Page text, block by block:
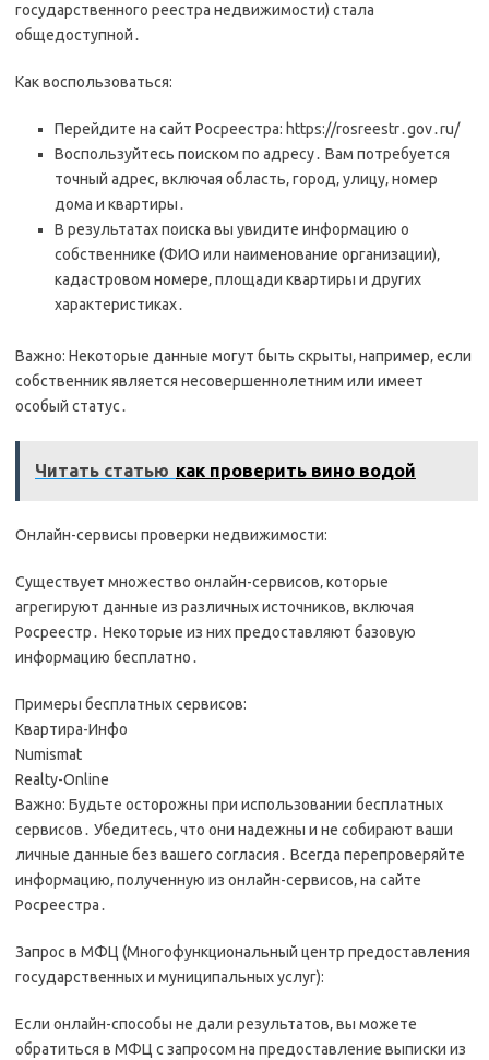
государственного реестра недвижимости) стала
общедоступной․
Как воспользоваться:
Перейдите на сайт Росреестра: https://rosreestr․gov․ru/
Воспользуйтесь поиском по адресу․ Вам потребуется
точный адрес‚ включая область‚ город‚ улицу‚ номер
дома и квартиры․
В результатах поиска вы увидите информацию о
собственнике (ФИО или наименование организации)‚
кадастровом номере‚ площади квартиры и других
характеристиках․
Важно: Некоторые данные могут быть скрыты‚ например‚ если
собственник является несовершеннолетним или имеет
особый статус․
Читать статью как проверить вино водой
Онлайн-сервисы проверки недвижимости:
Существует множество онлайн-сервисов‚ которые
агрегируют данные из различных источников‚ включая
Росреестр․ Некоторые из них предоставляют базовую
информацию бесплатно․
Примеры бесплатных сервисов:
Квартира-Инфо
Numismat
Realty-Online
Важно: Будьте осторожны при использовании бесплатных
сервисов․ Убедитесь‚ что они надежны и не собирают ваши
личные данные без вашего согласия․ Всегда перепроверяйте
информацию‚ полученную из онлайн-сервисов‚ на сайте
Росреестра․
Запрос в МФЦ (Многофункциональный центр предоставления
государственных и муниципальных услуг):
Если онлайн-способы не дали результатов‚ вы можете
обратиться в МФЦ с запросом на предоставление выписки из